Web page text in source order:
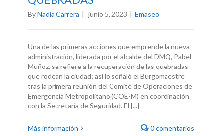
ByNadia Carrera | junio 5, 2023 | Emaseo
Una de las primeras acciones que emprende la nueva
administración, liderada por el alcalde del DMQ, Pabel
Muñoz, se refiere a la recuperación de las quebradas
que rodean la ciudad; así lo señaló el Burgomaestre
tras la primera reunión del Comité de Operaciones de
Emergencia Metropolitano (COE-M) en coordinación
con la Secretaría de Seguridad. El [...]
Más información 0 comentarios